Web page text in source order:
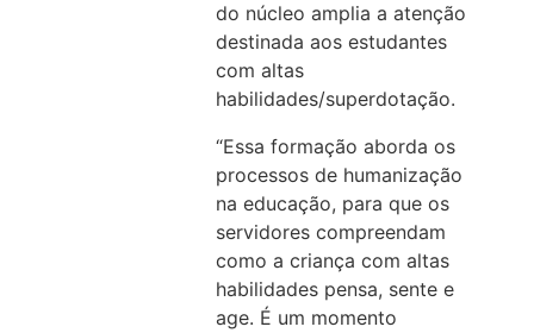
do núcleo amplia a atenção
destinada aos estudantes
com altas
habilidades/superdotação.
“Essa formação aborda os
processos de humanização
na educação, para que os
servidores compreendam
como a criança com altas
habilidades pensa, sente e
age. É um momento